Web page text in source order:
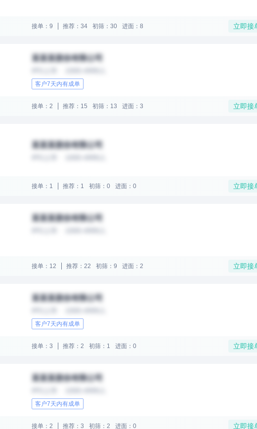
接单：9 推荐：34 初筛：30 进面：8 立即接
某某某股份有限公司
客户7天内有成单
接单：2 推荐：15 初筛：13 进面：3 立即接
某某某股份有限公司
接单：1 推荐：1 初筛：0 进面：0 立即接
某某某股份有限公司
接单：12 推荐：22 初筛：9 进面：2 立即接
某某某股份有限公司
客户7天内有成单
接单：3 推荐：2 初筛：1 进面：0 立即接
某某某股份有限公司
客户7天内有成单
接单：2 推荐：3 初筛：2 进面：0 立即接